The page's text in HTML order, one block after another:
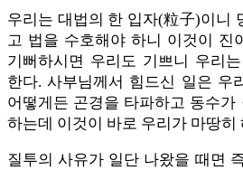
우리는 대법의 한 입자(粒子)이니
고 법을 수호해야 하니 이것이 진
기뻐하시면 우리도 기쁘니 우리
한다. 사부님께서 힘드신 일은 우
어떻게든 곤경을 타파하고 동수
하는데 이것이 바로 우리가 마땅히
질투의 사유가 일단 나왔을 때면